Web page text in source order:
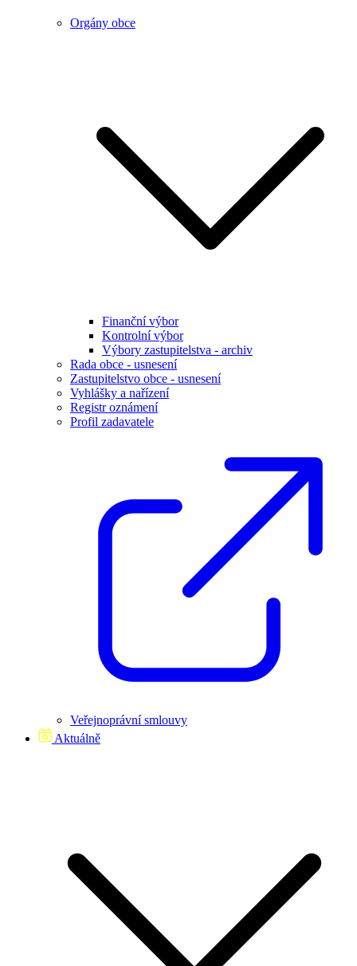
Orgány obce
Finanční výbor
Kontrolní výbor
Výbory zastupitelstva - archiv
Rada obce - usnesení
Zastupitelstvo obce - usnesení
Vyhlášky a nařízení
Registr oznámení
Profil zadavatele
Veřejnoprávní smlouvy
Aktuálně